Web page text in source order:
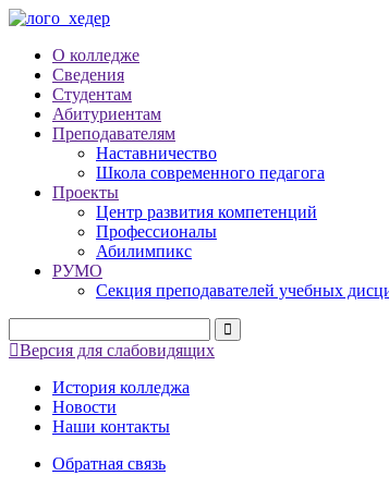
О колледже
Сведения
Студентам
Абитуриентам
Преподавателям
Наставничество
Школа современного педагога
Проекты
Центр развития компетенций
Профессионалы
Абилимпикс
РУМО
Секция преподавателей учебных
Версия для слабовидящих
История колледжа
Новости
Наши контакты
Обратная связь